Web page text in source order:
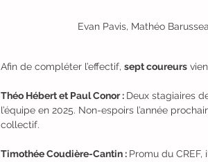
Evan Pavis, Mathéo
Afin de compléter l’effectif, sept coureurs
Théo Hébert et Paul Conor : Deux stagiaires
l’équipe en 2025. Non-espoirs l’année
collectif.
Timothée Coudière-Cantin : Promu du